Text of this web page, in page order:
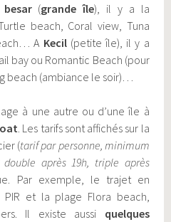
besar (grande île), il y a la
beach, Coral view, Tuna
A Kecil(petite île), il y a
bay ou Romantic Beach (pour
beach (ambiance le soir)…
à une autre ou d’une île à
. Les tarifs sont affichés sur la
(tarif par personne, minimum
après 19h, triple après
Par exemple, le trajet en
et la plage Flora beach,
Il existe aussi quelques